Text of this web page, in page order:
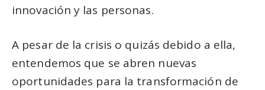
innovación y las personas.
A pesar de la crisis o quizás debido a ella,
entendemos que se abren nuevas
oportunidades para la transformación de